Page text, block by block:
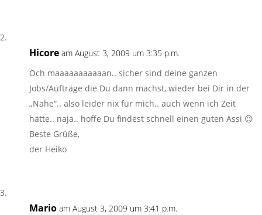
Hicore am August 3, 2009 um 3:35 p.m.
Och maaaaaaaaaaan.. sicher sind deine ganzen
Jobs/Aufträge die Du dann machst, wieder bei Dir in der
„Nähe“.. also leider nix für mich.. auch wenn ich Zeit
hätte.. naja.. hoffe Du findest schnell einen guten Assi 😉
Beste Grüße,
der Heiko
Mario am August 3, 2009 um 3:41 p.m.